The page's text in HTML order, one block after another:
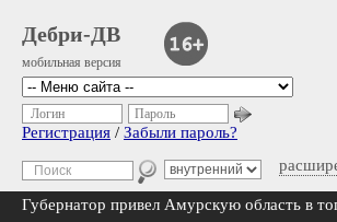
Дебри-ДВ
мобильная версия
Логин Пароль
Регистрация / Забыли пароль?
Губернатор привел Амурскую область в